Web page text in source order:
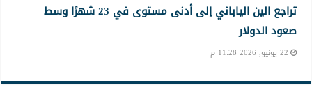
تراجع الين الياباني إلى أدنى مستوى في 23 شهرًا وسط
صعود الدولار
22 يونيو, 2026 11:28 م